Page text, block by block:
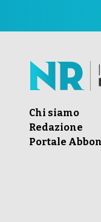
Chi siamo
Redazione
Portale